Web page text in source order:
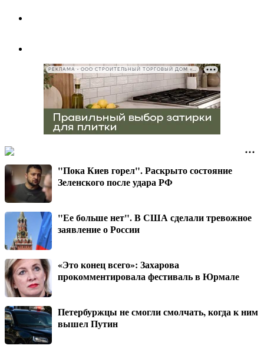
РЕКЛАМА • ООО СТРОИТЕЛЬНЫЙ ТОРГОВЫЙ ДОМ «ПЕТРОВИЧ», ИНН 7802348846
"Пока Киев горел". Раскрыто состояние
Зеленского после удара РФ
"Ее больше нет". В США сделали тревожное
заявление о России
«Это конец всего»: Захарова
прокомментировала фестиваль в Юрмале
Петербуржцы не смогли смолчать, когда к ним
вышел Путин